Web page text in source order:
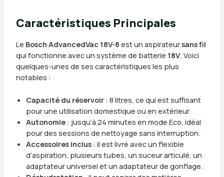
Caractéristiques Principales
Le Bosch AdvancedVac 18V-8 est un aspirateursans fil
qui fonctionne avec un système de batterie 18V. Voici
quelques-unes de ses caractéristiques les plus
notables :
Capacité du réservoir: 8 litres, ce qui est suffisant
pour une utilisation domestique ou en extérieur.
Autonomie: jusqu’à 24 minutes en mode Eco, idéal
pour des sessions de nettoyage sans interruption.
Accessoires inclus: il est livré avec un flexible
d’aspiration, plusieurs tubes, un suceur articulé, un
adaptateur universel et un adaptateur de gonflage.